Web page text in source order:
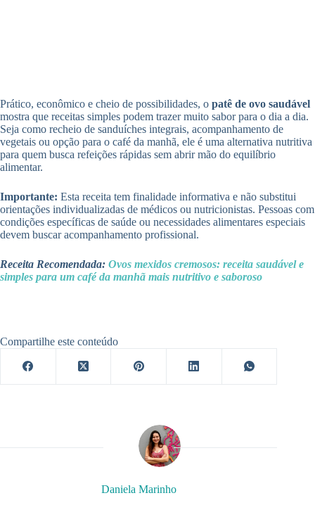
Prático, econômico e cheio de possibilidades, o patê de ovo saudável
mostra que receitas simples podem trazer muito sabor para o dia a dia.
Seja como recheio de sanduíches integrais, acompanhamento de
vegetais ou opção para o café da manhã, ele é uma alternativa nutritiva
para quem busca refeições rápidas sem abrir mão do equilíbrio
alimentar.
Importante: Esta receita tem finalidade informativa e não substitui
orientações individualizadas de médicos ou nutricionistas. Pessoas com
condições específicas de saúde ou necessidades alimentares especiais
devem buscar acompanhamento profissional.
Receita Recomendada: Ovos mexidos cremosos: receita saudável e
simples para um café da manhã mais nutritivo e saboroso
Compartilhe este conteúdo
Daniela Marinho